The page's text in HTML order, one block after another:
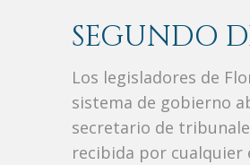
SEGUNDO
Los legisladores de
sistema de gobierno
secretario de
recibida por cualquier